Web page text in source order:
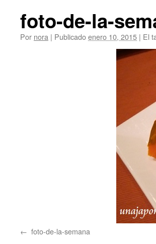
foto-de-la-
Por nora | Publicadoenero 10, 2015 | El
foto-de-la-semana